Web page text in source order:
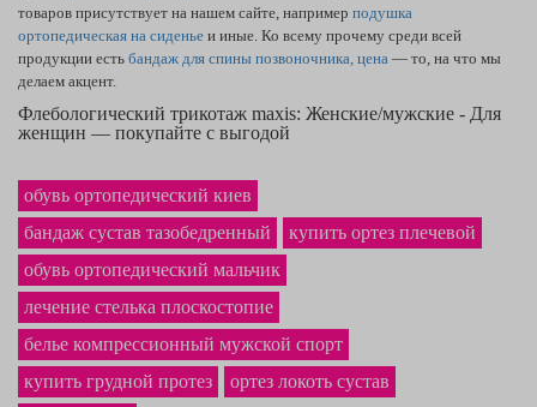
товаров присутствует на нашем сайте, например подушка
ортопедическая на сиденье и иные. Ко всему прочему среди всей
продукции есть бандаж для спины позвоночника, цена — то, на что мы
делаем акцент.
Флебологический трикотаж maxis: Женские/мужские - Для
женщин — покупайте с выгодой
прекрасное место. Каталог сайта содержит товары, как
купитьсможете, оставив заказ. У нас самая лучшая по рынку
ортопедической подушкив Ровно и по другим городам Украины.
Фирменныйпротез после удаления молочной железы
продуктом, которым Вы будете рады.
обувь ортопедический киев
бандаж сустав тазобедренный
купить ортез плечевой
обувь ортопедический мальчик
лечение стелька плоскостопие
белье компрессионный мужской спорт
купить грудной протез
ортез локоть сустав